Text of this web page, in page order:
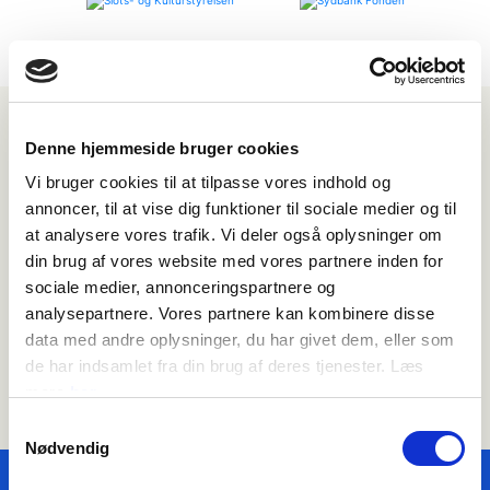
Denne hjemmeside bruger cookies
Vi bruger cookies til at tilpasse vores indhold og
annoncer, til at vise dig funktioner til sociale medier og til
at analysere vores trafik. Vi deler også oplysninger om
din brug af vores website med vores partnere inden for
sociale medier, annonceringspartnere og
analysepartnere. Vores partnere kan kombinere disse
data med andre oplysninger, du har givet dem, eller som
de har indsamlet fra din brug af deres tjenester. Læs
Nødvendig
KONTAKT
LOTTE VITTRUP MADSEN
ERHVERVSKLUB OG SPONSORAT
+45 2753 7019
lotte.vittrup@brandts.dk